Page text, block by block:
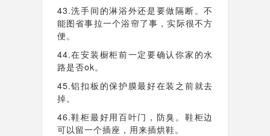
43.洗手间的淋浴外还是要做隔断。不
能图省事拉一个浴帘了事，实际很不方
便。
44.在安装橱柜前一定要确认你家的水
路是否ok。
45.铝扣板的保护膜最好在装之前就去
掉。
46.鞋柜最好用百叶门，防臭。鞋柜边
可以留一个插座，用来插烘鞋。